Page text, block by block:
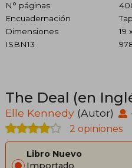
N° páginas
Encuadernación
Dimensiones
19
ISBN13
The Deal (en
Elle Kennedy (Autor) ·
2 opiniones
Libro Nuevo
Importado